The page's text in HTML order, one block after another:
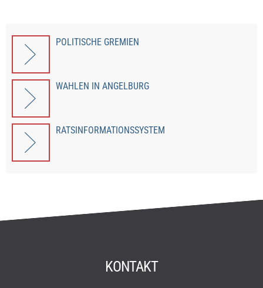
Wahlen
POLITISCHE GREMIEN
WAHLEN IN ANGELBURG
RATSINFORMATIONSSYSTEM
KONTAKT